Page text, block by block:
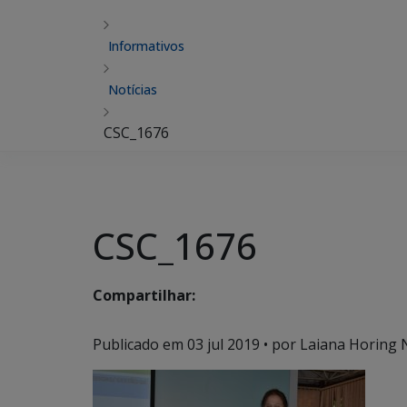
Informativos
Notícias
CSC_1676
CSC_1676
Compartilhar:
Publicado em 03 jul 2019 • por Laiana Horing